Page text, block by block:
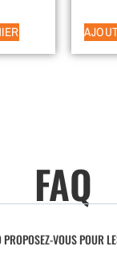
FAQ
PROPOSEZ-VOUS POUR